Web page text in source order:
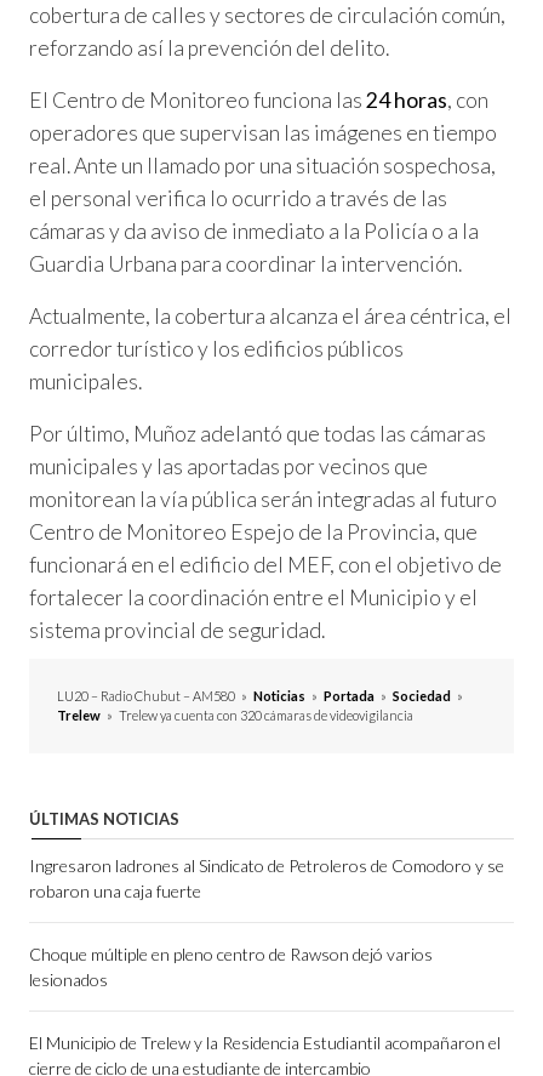
cobertura de calles y sectores de circulación común,
reforzando así la prevención del delito.
El Centro de Monitoreo funciona las24 horas, con
operadores que supervisan las imágenes en tiempo
real. Ante un llamado por una situación sospechosa,
el personal verifica lo ocurrido a través de las
cámaras y da aviso de inmediato a la Policía o a la
Guardia Urbana para coordinar la intervención.
Actualmente, la cobertura alcanza el área céntrica, el
corredor turístico y los edificios públicos
municipales.
Por último, Muñoz adelantó que todas las cámaras
municipales y las aportadas por vecinos que
monitorean la vía pública serán integradas al futuro
Centro de Monitoreo Espejo de la Provincia, que
funcionará en el edificio del MEF, con el objetivo de
fortalecer la coordinación entre el Municipio y el
sistema provincial de seguridad.
LU20 – Radio Chubut – AM580 » Noticias » Portada » Sociedad »
Trelew » Trelew ya cuenta con 320 cámaras de videovigilancia
ÚLTIMAS NOTICIAS
Ingresaron ladrones al Sindicato de Petroleros de Comodoro y se
robaron una caja fuerte
Choque múltiple en pleno centro de Rawson dejó varios
lesionados
El Municipio de Trelew y la Residencia Estudiantil acompañaron el
cierre de ciclo de una estudiante de intercambio